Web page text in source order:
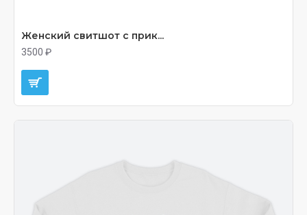
Женский свитшот с прик...
3500 ₽